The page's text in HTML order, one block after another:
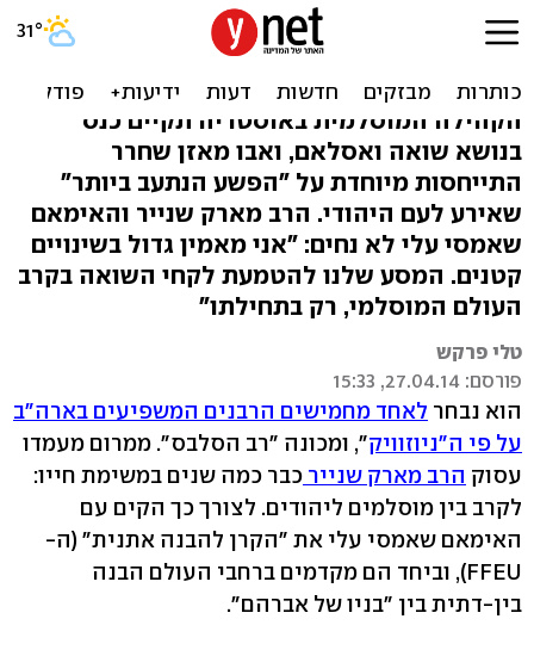
בתוניס יציינו את השואה,
במסגדים ידליקו נרות
הקהילה המוסלמית באוסטריה תקיים כנס
בנושא שואה ואסלאם, ואבו מאזן שחרר
התייחסות מיוחדת על "הפשע הנתעב ביותר"
שאירע לעם היהודי. הרב מארק שנייר והאימאם
שאמסי עלי לא נחים: "אני מאמין גדול בשינויים
קטנים. המסע שלנו להטמעת לקחי השואה בקרב
העולם המוסלמי, רק בתחילתו"
טלי פרקש
פורסם: 27.04.14, 15:33
הוא נבחר לאחד מחמישים הרבנים המשפיעים בארה"ב
על פי ה"ניוזוויק", ומכונה "רב הסלבס". ממרום מעמדו
עסוק הרב מארק שנייר כבר כמה שנים במשימת חייו:
לקרב בין מוסלמים ליהודים. לצורך כך הקים עם
האימאם שאמסי עלי את "הקרן להבנה אתנית" (ה-
FFEU), וביחד הם מקדמים ברחבי העולם הבנה
בין-דתית בין "בניו של אברהם".